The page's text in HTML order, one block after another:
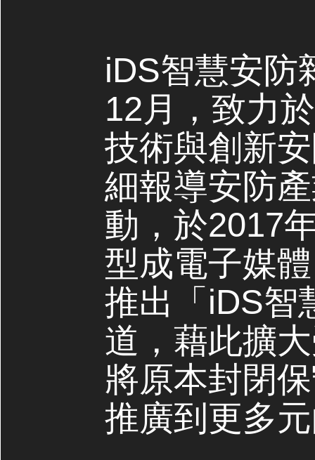
iDS智慧安防
12月，致力
技術與創新
細報導安防
動，於2017
型成電子媒
推出「iDS智
道，藉此擴
將原本封閉
推廣到更多